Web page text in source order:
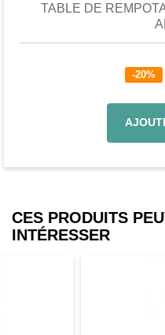
TABLE DE
-20%
CES PRODUITS
INTÉRESSER